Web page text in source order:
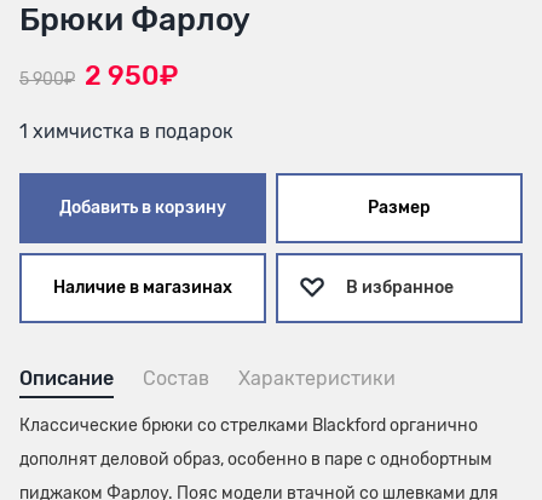
Брюки Фарлоу
5 900₽ 2 950₽
1 химчистка в подарок
Добавить в корзину Размер
Наличие в магазинах В избранное
Описание Состав Характеристики
Классические брюки со стрелками Blackford органично
дополнят деловой образ, особенно в паре с однобортным
пиджаком Фарлоу. Пояс модели втачной со шлевками для